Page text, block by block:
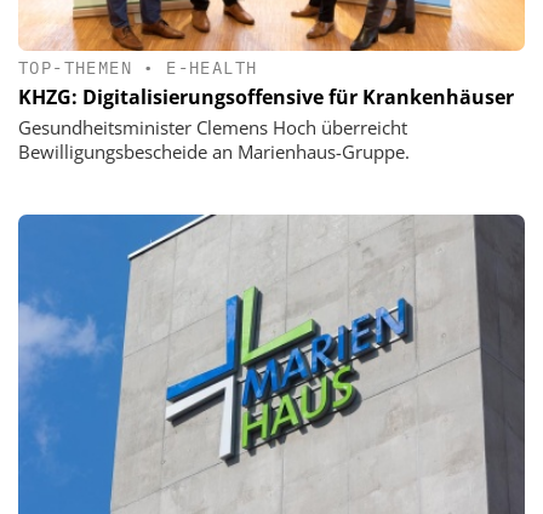
TOP-THEMEN • E-HEALTH
KHZG: Digitalisierungsoffensive für Krankenhäuser
Gesundheitsminister Clemens Hoch überreicht
Bewilligungsbescheide an Marienhaus-Gruppe.